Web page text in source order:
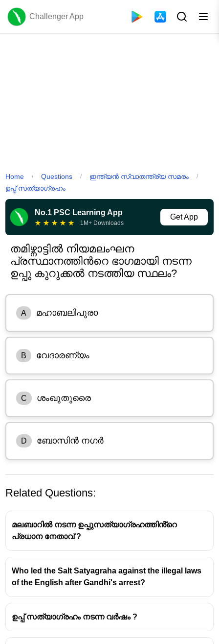
Challenger App
Home / Questions / ഇന്ത്യൻ സ്വാതന്ത്ര്യ സമരം /
ഉപ്പ് സത്യാഗ്രഹം
No.1 PSC Learning App
★ ★ ★ ★ ★ 1M+ Downloads
Get App
തമിഴ്നാട്ടിൽ നിയമലംഘന
പ്രസ്ഥാനത്തിൻറെ ഭാഗമായി നടന്ന
ഉപ്പു കുറുക്കൽ നടത്തിയ സ്ഥലം?
A മഹാബലിപുരo
B വേദാരണ്യം
C ശംഖുതുരൈ
D ബോസിൻ നഗർ
Related Questions:
മലബാറിൽ നടന്ന ഉപ്പുസത്യാഗ്രഹത്തിൻ്റെ
പ്രധാന നേതാവ് ?
Who led the Salt Satyagraha against the illegal laws
of the English after Gandhi's arrest?
ഉപ്പ് സത്യാഗ്രഹം നടന്ന വർഷം ?